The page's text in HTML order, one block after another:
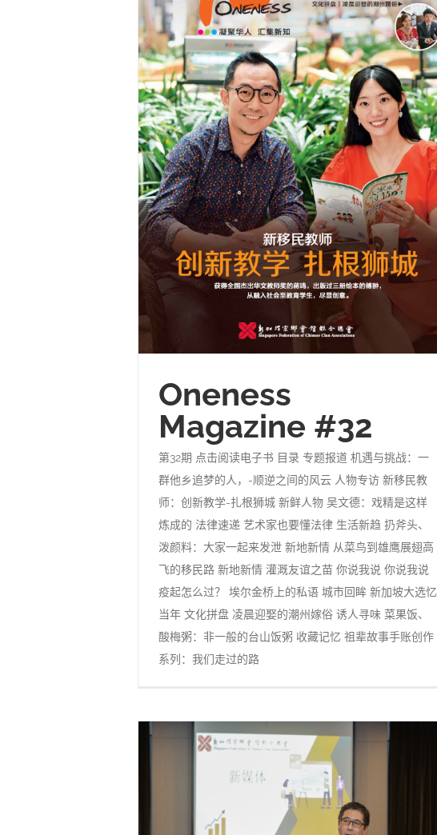
Oneness
Magazine #32
第32期 点击阅读电子书 目录 专题报道 机遇与挑战：一
群他乡追梦的人，-顺逆之间的风云 人物专访 新移民教
师：创新教学-扎根狮城 新鲜人物 吴文德：戏精是这样
炼成的 法律速递 艺术家也要懂法律 生活新趋 扔斧头、
泼颜料：大家一起来发泄 新地新情 从菜鸟到雄鹰展翅高
飞的移民路 新地新情 灌溉友谊之苗 你说我说 你说我说
疫起怎么过？ 埃尔金桥上的私语 城市回眸 新加坡大选忆
当年 文化拼盘 凌晨迎娶的潮州嫁俗 诱人寻味 菜果饭、
酸梅粥：非一般的台山饭粥 收藏记忆 祖辈故事手账创作
系列：我们走过的路